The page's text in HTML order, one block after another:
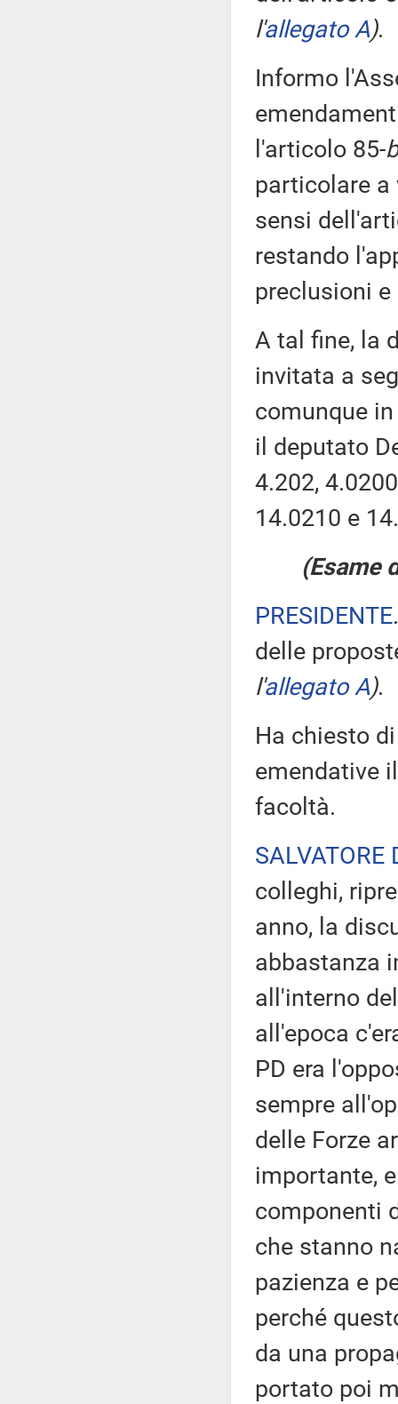
l'allegato A).
Informo
l'articolo 85-
particolare a
sensi
restando
preclusioni
A tal fine, la
invitata a
comunque
il deputato
4.202,
14.0210 e
(Esame
PRESIDENTE
delle
l'allegato A).
Ha chiesto
emendative
facoltà.
SALVATORE
colleghi,
anno, la
abbastanza
all'interno
all'epoca
PD era
sempre
delle Forze
importante,
componenti
che stanno
pazienza e
perché
da una
portato poi